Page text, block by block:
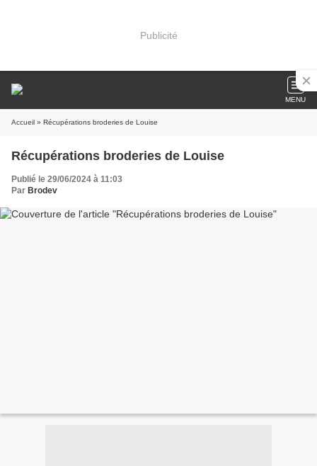
Publicité
MENU
Accueil » Récupérations broderies de Louise
Récupérations broderies de Louise
Publié le 29/06/2024 à 11:03
Par Brodev